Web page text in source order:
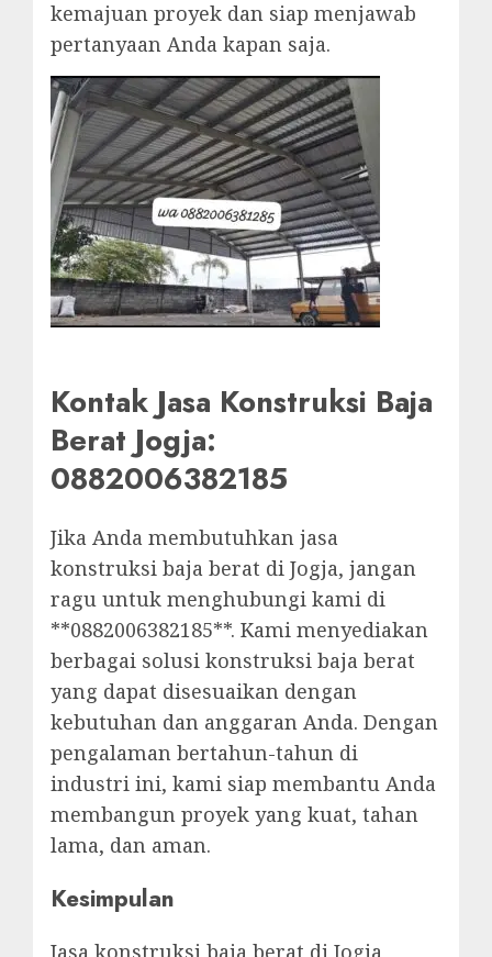
kemajuan proyek dan siap menjawab
pertanyaan Anda kapan saja.
Kontak Jasa Konstruksi Baja
Berat Jogja:
0882006382185
Jika Anda membutuhkan jasa
konstruksi baja berat di Jogja, jangan
ragu untuk menghubungi kami di
**0882006382185**. Kami menyediakan
berbagai solusi konstruksi baja berat
yang dapat disesuaikan dengan
kebutuhan dan anggaran Anda. Dengan
pengalaman bertahun-tahun di
industri ini, kami siap membantu Anda
membangun proyek yang kuat, tahan
lama, dan aman.
Kesimpulan
Jasa konstruksi baja berat di Jogja